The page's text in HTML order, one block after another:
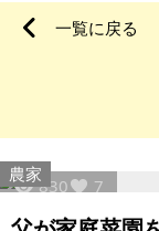
一覧に戻る
830 7
農家